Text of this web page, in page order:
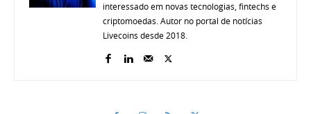
interessado em novas tecnologias, fintechs e
criptomoedas. Autor no portal de notícias
Livecoins desde 2018.